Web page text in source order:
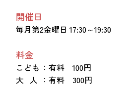
開催日
毎月第2金曜日 17:30～19:30
料金
こども ：有料 100円
大 人 ：有料 300円